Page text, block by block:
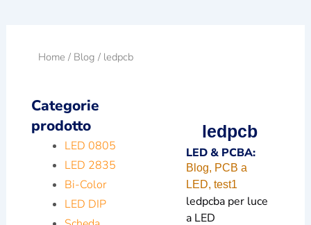
Home / Blog / ledpcb
Categorie
prodotto
LED 0805
LED 2835
Bi-Color
LED DIP
ledpcb
LED & PCBA:
Blog, PCB a
LED, test1
ledpcba per luce
a LED